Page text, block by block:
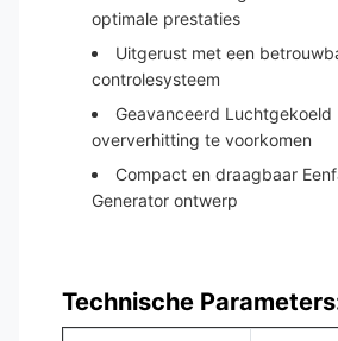
optimale prestaties
Uitgerust met een
controlesysteem
Geavanceerd Luchtgekoeld
oververhitting te voorkomen
Compact en draagbaar
Generator ontwerp
Technische